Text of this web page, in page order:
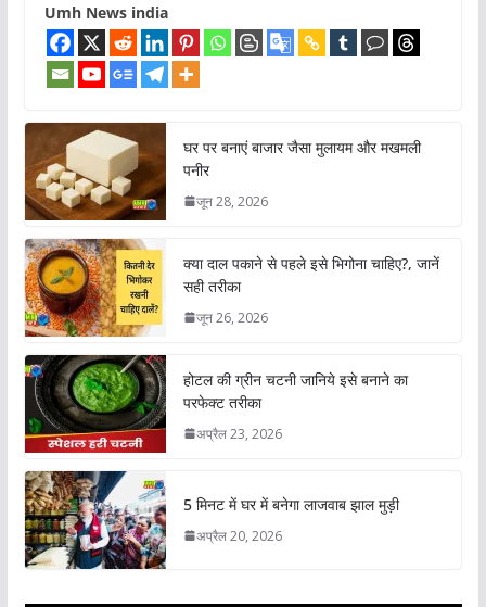
Umh News india
घर पर बनाएं बाजार जैसा मुलायम और मखमली
पनीर
जून 28, 2026
क्या दाल पकाने से पहले इसे भिगोना चाहिए?, जानें
सही तरीका
जून 26, 2026
होटल की ग्रीन चटनी जानिये इसे बनाने का
परफेक्ट तरीका
अप्रैल 23, 2026
5 मिनट में घर में बनेगा लाजवाब झाल मुड़ी
अप्रैल 20, 2026